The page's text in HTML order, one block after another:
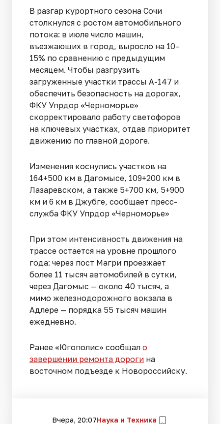
В разгар курортного сезона Сочи
столкнулся с ростом автомобильного
потока: в июле число машин,
въезжающих в город, выросло на 10–
15% по сравнению с предыдущим
месяцем. Чтобы разгрузить
загруженные участки трассы А-147 и
обеспечить безопасность на дорогах,
ФКУ Упрдор «Черноморье»
скорректировало работу светофоров
на ключевых участках, отдав приоритет
движению по главной дороге.
Изменения коснулись участков на
164+500 км в Дагомысе, 109+200 км в
Лазаревском, а также 5+700 км, 5+900
км и 6 км в Джубге, сообщает пресс-
служба ФКУ Упрдор «Черноморье»
При этом интенсивность движения на
трассе остается на уровне прошлого
года: через пост Магри проезжает
более 11 тысяч автомобилей в сутки,
через Дагомыс — около 40 тысяч, а
мимо железнодорожного вокзала в
Адлере — порядка 55 тысяч машин
ежедневно.
Ранее «Югополис» сообщал о
завершении ремонта дороги на
восточном подъезде к Новороссийску.
Вчера, 20:07Наука и Техника